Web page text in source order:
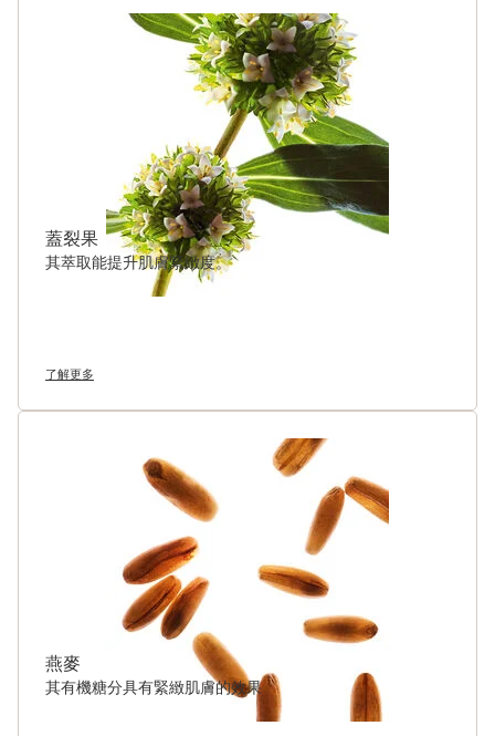
蓋裂果
其萃取能提升肌膚緊緻度。
了解更多
燕麥
其有機糖分具有緊緻肌膚的效果